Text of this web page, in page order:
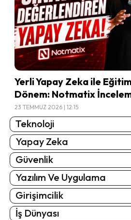
Yerli Yapay Zeka ile
Dönem: Notmatix
23 TEMMUZ 2026 | 12:15
Teknoloji
Yapay Zeka
Güvenlik
Yazılım Ve Uygulama
Girişimcilik
İş Dünyası